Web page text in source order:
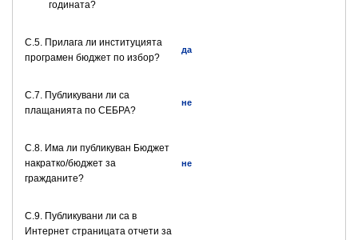
годината?
С.5. Прилага ли институцията
програмен бюджет по избор?
да
С.7. Публикувани ли са
плащанията по СЕБРА?
не
С.8. Има ли публикуван Бюджет
накратко/бюджет за
гражданите?
не
C.9. Публикувани ли са в
Интернет страницата отчети за